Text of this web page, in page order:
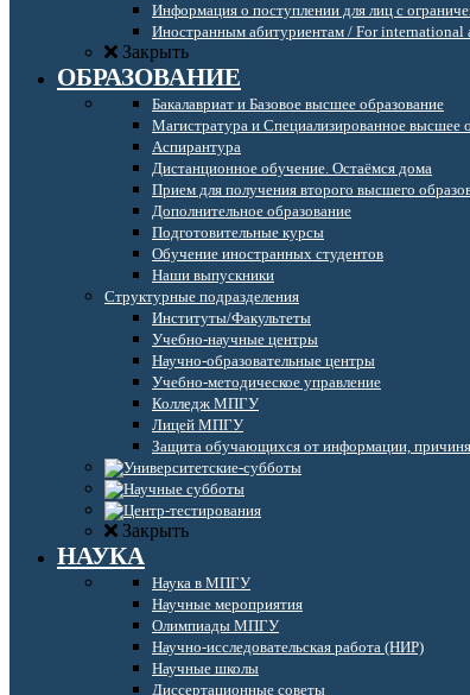
Информация о поступлении для лиц с
Иностранным абитуриентам / For international
Закрыть
ОБРАЗОВАНИЕ
Бакалавриат и Базовое высшее образование
Магистратура и Специализированное высшее
Аспирантура
Дистанционное обучение. Остаёмся дома
Прием для получения второго высшего
Дополнительное образование
Подготовительные курсы
Обучение иностранных студентов
Наши выпускники
Структурные подразделения
Институты/Факультеты
Учебно-научные центры
Научно-образовательные центры
Учебно-методическое управление
Колледж МПГУ
Лицей МПГУ
Защита обучающихся от информации,
Закрыть
НАУКА
Наука в МПГУ
Научные мероприятия
Олимпиады МПГУ
Научно-исследовательская работа (НИР)
Научные школы
Диссертационные советы